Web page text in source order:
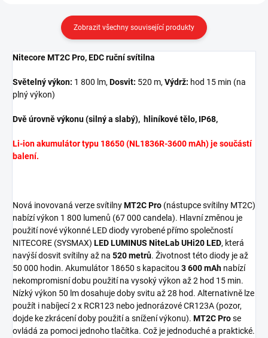
Zobrazit všechny související produkty
Nitecore MT2C Pro, EDC ruční svítilna
Světelný výkon: 1 800 lm, Dosvit: 520 m, Výdrž: hod 15 min (na
plný výkon)
Dvě úrovně výkonu (silný a slabý), hliníkové tělo, IP68,
Li-ion akumulátor typu 18650 (NL1836R-3600 mAh) je součástí
balení.
Nová inovovaná verze svítilnyMT2C Pro (nástupce svítilny MT2C)
nabízí výkon 1 800 lumenů (67 000 candela). Hlavní změnou je
použití nové výkonné LED diody vyrobené přímo společností
NITECORE (SYSMAX) LED LUMINUS NiteLab UHi20 LED, která
navýší dosvit svítilny až na 520 metrů. Životnost této diody je až
50 000 hodin. Akumulátor 18650 s kapacitou 3 600 mAh nabízí
nekompromisní dobu použití na vysoký výkon až 2 hod 15 min.
Nízký výkon 50 lm dosahuje doby svitu až 28 hod. Alternativně lze
použít i nabíjecí 2 x RCR123 nebo jednorázové CR123A (pozor,
dojde ke zkrácení doby použití a snížení výkonu). MT2C Prose
ovládá za pomoci jednoho tlačítka. Což je jednoduché a praktické.